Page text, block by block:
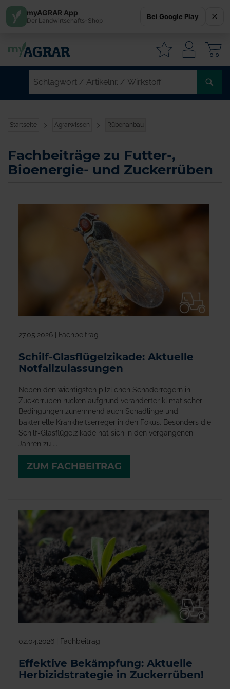
Startseite Agrarwissen Rübenanbau
Fachbeiträge zu Futter-,
Bioenergie- und Zuckerrüben
27.05.2026 | Fachbeitrag
Schilf-Glasflügelzikade: Aktuelle
Notfallzulassungen
Neben den wichtigsten pilzlichen Schaderregern in
Zuckerrüben rücken aufgrund veränderter klimatischer
Bedingungen zunehmend auch Schädlinge und
bakterielle Krankheitserreger in den Fokus. Besonders die
Schilf-Glasflügelzikade hat sich in den vergangenen
Jahren zu ...
ZUM FACHBEITRAG
02.04.2026 | Fachbeitrag
Effektive Bekämpfung: Aktuelle
Herbizidstrategie in Zuckerrüben!
myAGRAR App
Der Landwirtschafts-Shop Bei Google Play